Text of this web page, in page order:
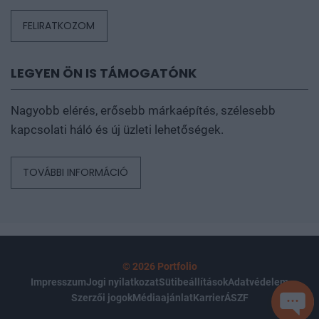
FELIRATKOZOM
LEGYEN ÖN IS TÁMOGATÓNK
Nagyobb elérés, erősebb márkaépítés, szélesebb
kapcsolati háló és új üzleti lehetőségek.
TOVÁBBI INFORMÁCIÓ
© 2026 Portfolio
ImpresszumJogi nyilatkozatSütibeállításokAdatvédelem
Szerzői jogokMédiaajánlatKarrierÁSZF